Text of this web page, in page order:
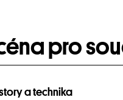
pro
a technika